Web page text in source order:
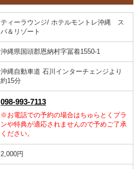
ティーラウンジ/ ホテルモントレ沖縄 ス
パ＆リゾート
沖縄県国頭郡恩納村字冨着1550-1
沖縄自動車道 石川インターチェンジより
約15分
098-993-7113
※お電話での予約の場合はちゅらとくプラ
ンや特典が適応されませんので予めご了承
ください。
2,000円